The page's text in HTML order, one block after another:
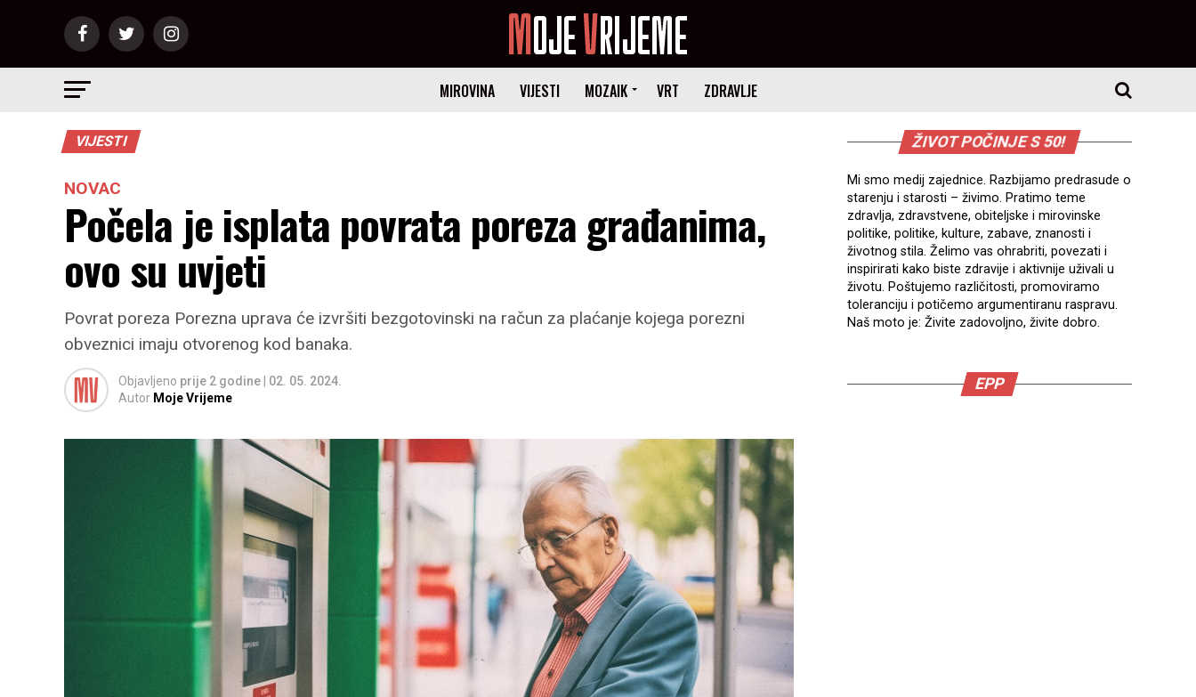
MIROVINA VIJESTI MOZAIK VRT ZDRAVLJE
VIJESTI
NOVAC
Počela je isplata povrata poreza građanima,
ovo su uvjeti
Povrat poreza Porezna uprava će izvršiti bezgotovinski na račun za plaćanje kojega porezni
obveznici imaju otvorenog kod banaka.
Objavljeno prije 2 godine
02. 05. 2024.
Autor Moje Vrijeme
ŽIVOT POČINJE S 50!
Mi smo medij zajednice. Razbijamo predrasude o
starenju i starosti – živimo. Pratimo teme
zdravlja, zdravstvene, obiteljske i mirovinske
politike, politike, kulture, zabave, znanosti i
životnog stila. Želimo vas ohrabriti, povezati i
inspirirati kako biste zdravije i aktivnije uživali u
životu. Poštujemo različitosti, promoviramo
toleranciju i potičemo argumentiranu raspravu.
Naš moto je: Živite zadovoljno, živite dobro.
EPP